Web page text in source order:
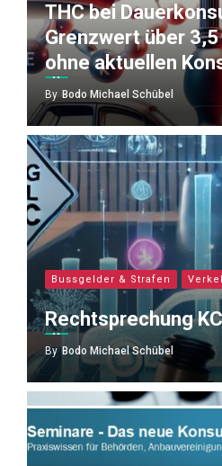
THC bei
Grenzwert über
ohne aktuellen
By Bodo Michael Schübel
Bussgelder & Strafen
Rechtsprechung
By Bodo Michael Schübel